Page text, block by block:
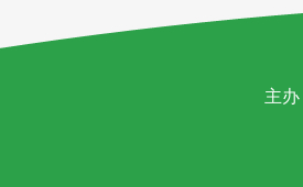
主